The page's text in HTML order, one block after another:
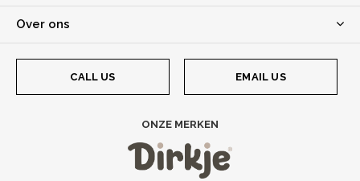
Over ons
CALL US EMAIL US
ONZE MERKEN